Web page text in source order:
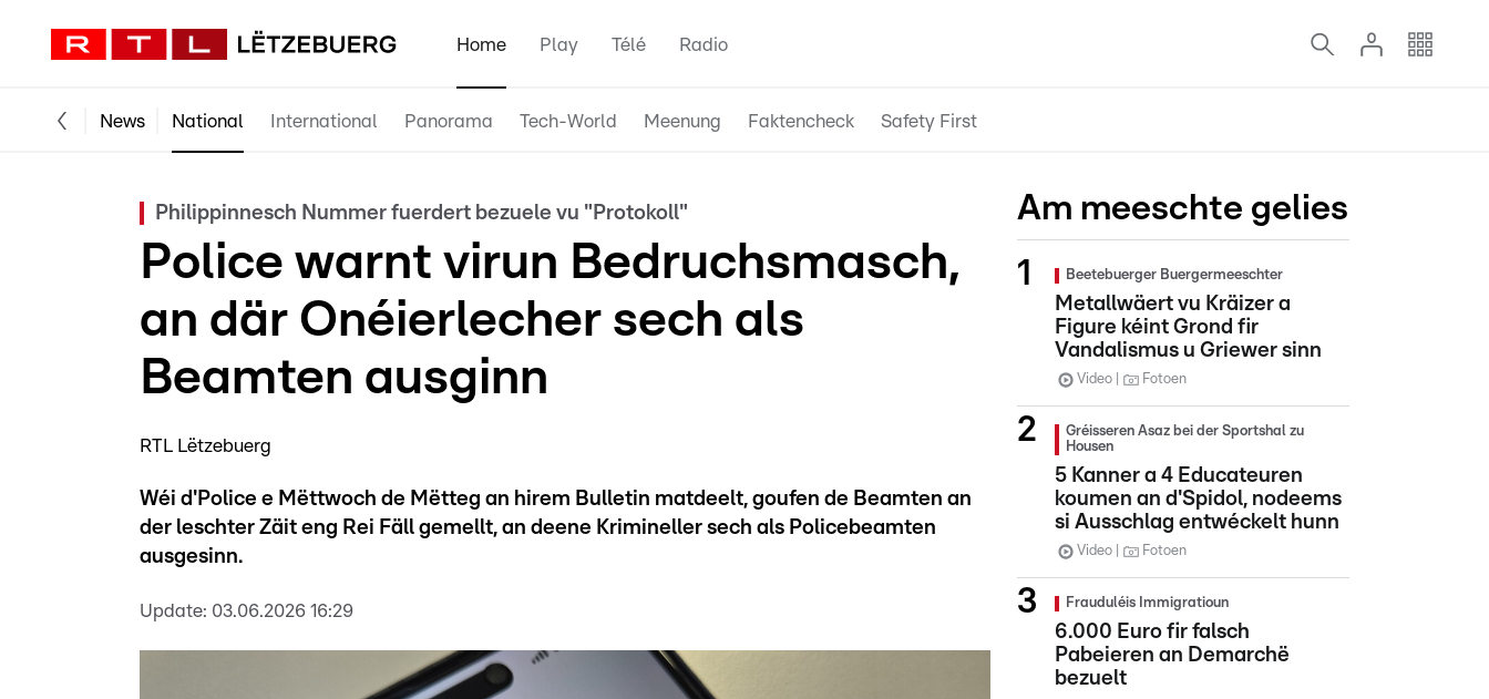
Home Play Télé Radio
News National International Panorama Tech-World Meenung Faktencheck Safety First
Philippinnesch Nummer fuerdert bezuele vu "Protokoll"
Police warnt virun Bedruchsmasch,
an där Onéierlecher sech als
Beamten ausginn
RTL Lëtzebuerg
Wéi d'Police e Mëttwoch de Mëtteg an hirem Bulletin matdeelt, goufen de Beamten an
der leschter Zäit eng Rei Fäll gemellt, an deene Krimineller sech als Policebeamten
ausgesinn.
Update: 03.06.2026 16:29
Am meeschte gelies
Beetebuerger Buergermeeschter
Metallwäert vu Kräizer a
Figure kéint Grond fir
Vandalismus u Griewer sinn
Video Fotoen
Gréisseren Asaz bei der Sportshal zu
Housen
5 Kanner a 4 Educateuren
koumen an d'Spidol, nodeems
si Ausschlag entwéckelt hunn
Video Fotoen
Frauduléis Immigratioun
6.000 Euro fir falsch
Pabeieren an Demarchë
bezuelt